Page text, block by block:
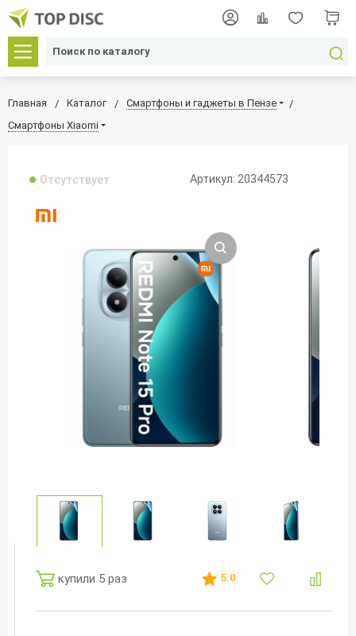
Главная Каталог
Смартфоны и гаджеты в Пензе
Смартфоны Xiaomi
Отсутствует Артикул: 20344573
купили 5 раз 5.0